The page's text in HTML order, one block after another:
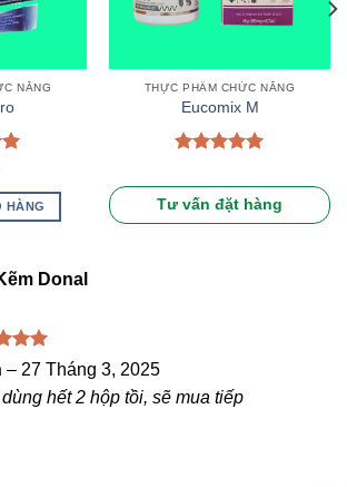
NĂNG
HÀNG
THỰC PHẨM CHỨC NĂNG
Eucomix M
hạng5.00
5 sao
Tư vấn đặt hàng
Donal
xếp
5
– 27 Tháng 3, 2025
hết 2 hộp tồi, sẽ mua tiếp